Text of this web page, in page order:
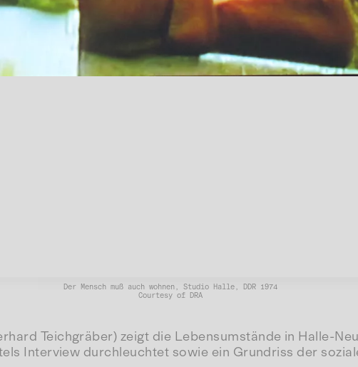
Der Mensch muß auch wohnen, Studio Halle, DDR 1974
Courtesy of DRA
Teichgräber) zeigt die Lebensumstände in Halle-
Interview durchleuchtet sowie ein Grundriss der